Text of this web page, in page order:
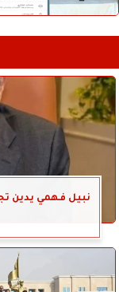
نبيل فهمي يدين